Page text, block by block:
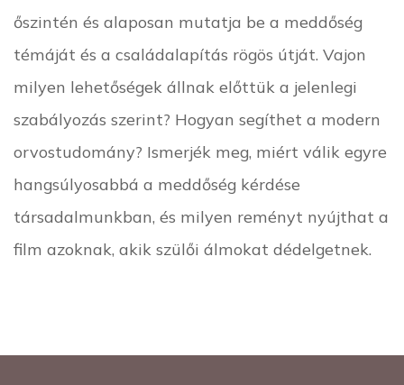
őszintén és alaposan mutatja be a meddőség
témáját és a családalapítás rögös útját. Vajon
milyen lehetőségek állnak előttük a jelenlegi
szabályozás szerint? Hogyan segíthet a modern
orvostudomány? Ismerjék meg, miért válik egyre
hangsúlyosabbá a meddőség kérdése
társadalmunkban, és milyen reményt nyújthat a
film azoknak, akik szülői álmokat dédelgetnek.